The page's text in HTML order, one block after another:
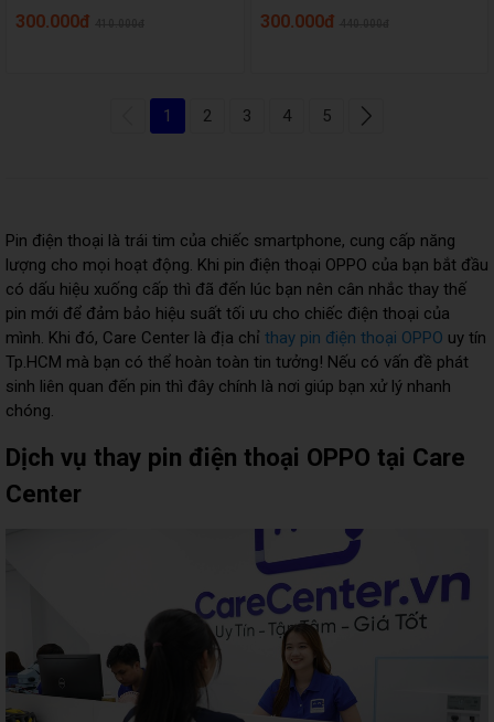
300.000đ 300.000đ
1 2 3 4 5
Pin điện thoại là trái tim của chiếc smartphone, cung cấp năng
lượng cho mọi hoạt động. Khi pin điện thoại OPPO của bạn bắt đầu
có dấu hiệu xuống cấp thì đã đến lúc bạn nên cân nhắc thay thế
pin mới để đảm bảo hiệu suất tối ưu cho chiếc điện thoại của
mình. Khi đó, Care Center là địa chỉ thay pin điện thoại OPPO uy tín
Tp.HCM mà bạn có thể hoàn toàn tin tưởng! Nếu có vấn đề phát
sinh liên quan đến pin thì đây chính là nơi giúp bạn xử lý nhanh
chóng.
Dịch vụ thay pin điện thoại OPPO tại Care
Center